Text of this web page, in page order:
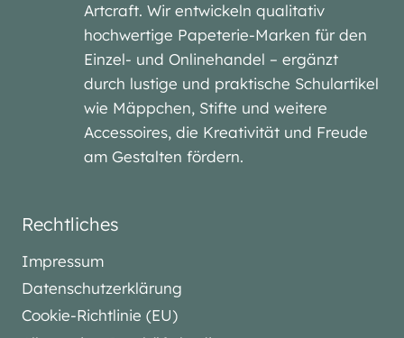
Artcraft. Wir entwickeln qualitativ
hochwertige Papeterie-Marken für den
Einzel- und Onlinehandel – ergänzt
durch lustige und praktische Schulartikel
wie Mäppchen, Stifte und weitere
Accessoires, die Kreativität und Freude
am Gestalten fördern.
Rechtliches
Impressum
Datenschutzerklärung
Cookie-Richtlinie (EU)